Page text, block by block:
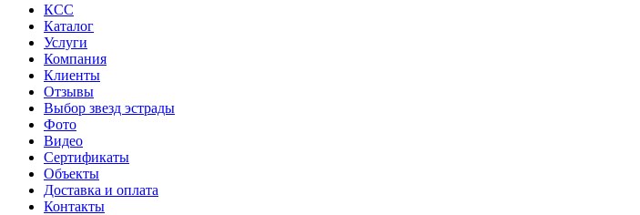
КСС
Каталог
Услуги
Компания
Клиенты
Oтзывы
Выбор звезд эстрады
Фото
Видео
Сертификаты
Объекты
Доставка и оплата
Контакты